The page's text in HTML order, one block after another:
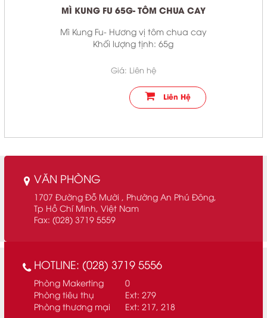
MÌ KUNG FU 65G- TÔM CHUA CAY
Mì Kung Fu- Hương vị tôm chua cay
Khối lượng tịnh: 65g
Giá: Liên hệ
Liên Hệ
VĂN PHÒNG
1707 Đường Đỗ Mười , Phường An Phú Đông,
Tp Hồ Chí Minh, Việt Nam
Fax: (028) 3719 5559
HOTLINE: (028) 3719 5556
Phòng Makerting
Phòng tiêu thụ
Phòng thương mại
0
Ext: 279
Ext: 217, 218